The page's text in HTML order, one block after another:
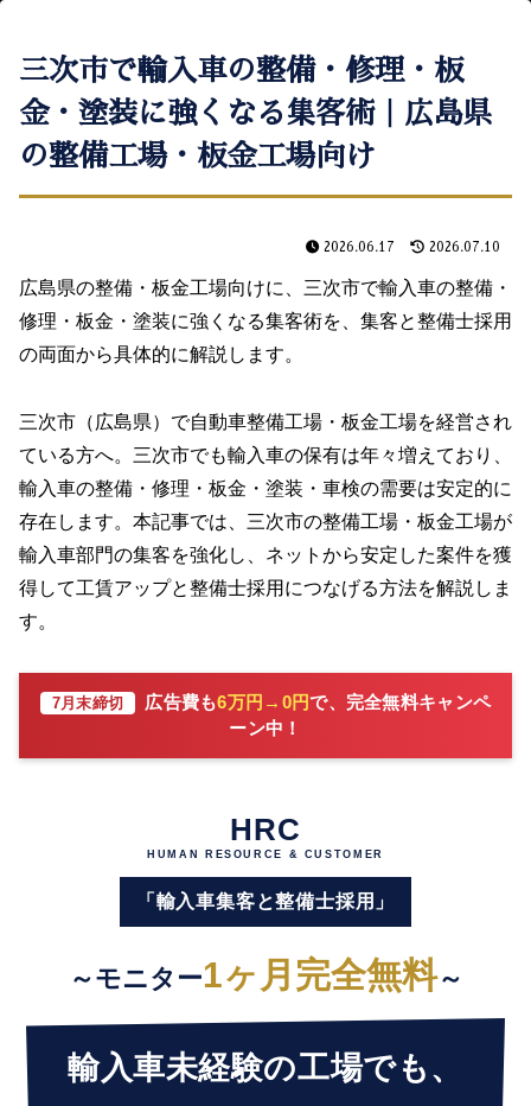
三次市で輸入車の整備・修理・板
金・塗装に強くなる集客術｜広島県
の整備工場・板金工場向け
2026.06.17 2026.07.10
広島県の整備・板金工場向けに、三次市で輸入車の整備・
修理・板金・塗装に強くなる集客術を、集客と整備士採用
の両面から具体的に解説します。
三次市（広島県）で自動車整備工場・板金工場を経営され
ている方へ。三次市でも輸入車の保有は年々増えており、
輸入車の整備・修理・板金・塗装・車検の需要は安定的に
存在します。本記事では、三次市の整備工場・板金工場が
輸入車部門の集客を強化し、ネットから安定した案件を獲
得して工賃アップと整備士採用につなげる方法を解説しま
す。
7月末締切 広告費も6万円→0円で、完全無料キャンペ
ーン中！
HRC
HUMAN RESOURCE & CUSTOMER
「輸入車集客と整備士採用」
～モニター1ヶ月完全無料～
輸入車未経験の工場でも、